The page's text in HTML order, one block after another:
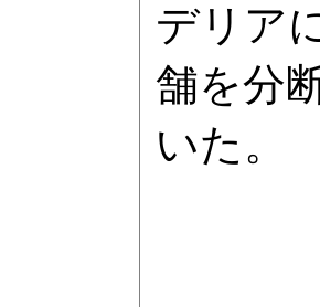
デリア
舗を分
いた。